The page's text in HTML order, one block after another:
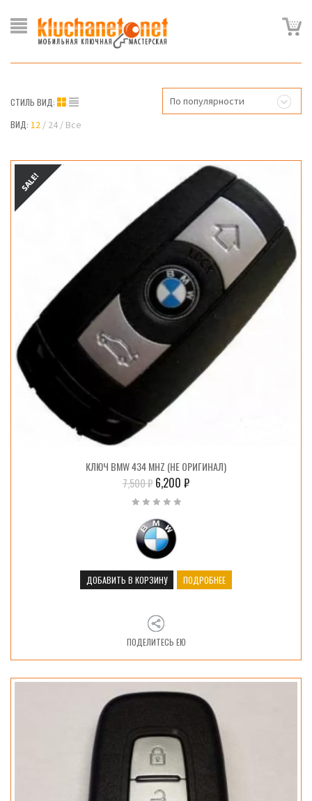
По популярности
СТИЛЬ ВИД:
ВИД: 12 24 Все
КЛЮЧ BMW 434 MHZ (НЕ ОРИГИНАЛ)
7,500₽ 6,200 ₽
ДОБАВИТЬ В КОРЗИНУ ПОДРОБНЕЕ
ПОДЕЛИТЕСЬ ЕЮ